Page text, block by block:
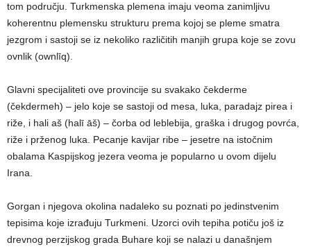
tom području. Turkmenska plemena imaju veoma zanimljivu
koherentnu plemensku strukturu prema kojoj se pleme smatra
jezgrom i sastoji se iz nekoliko različitih manjih grupa koje se zovu
ovnlik (ownlīq).
Glavni specijaliteti ove provincije su svakako čekderme
(čekdermeh) – jelo koje se sastoji od mesa, luka, paradajz pirea i
riže, i hali aš (halī āš) – čorba od leblebija, graška i drugog povrća,
riže i prženog luka. Pecanje kavijar ribe – jesetre na istočnim
obalama Kaspijskog jezera veoma je popularno u ovom dijelu
Irana.
Gorgan i njegova okolina nadaleko su poznati po jedinstvenim
tepisima koje izrađuju Turkmeni. Uzorci ovih tepiha potiču još iz
drevnog perzijskog grada Buhare koji se nalazi u današnjem